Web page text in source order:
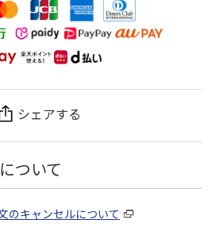
シェアする
ついて
のキャンセルについて